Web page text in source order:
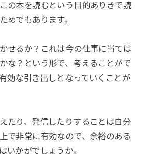
の本を読むという目的ありきで読
めでもあります。
せるか？これは今の仕事に当ては
な？という形で、考えることがで
効な引き出しとなっていくことが
たり、発信したりすることは自分
で非常に有効なので、余裕のある
いかがでしょうか。